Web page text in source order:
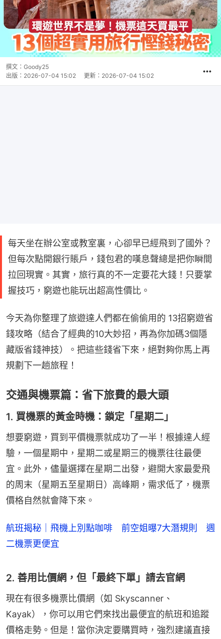
撰文： Goody25
出版： 2026-07-04 15:02 更新： 2026-07-04 15:02
每天坐在辦公室或教室裏，心卻早已經飛到了國外？
但每次點開銀行賬戶，錢包君的嘆息聲總是把你瞬間
拉回現實。其實，旅行真的不一定要花大錢！只要掌
握技巧，窮遊也能玩出超高性價比。
今天為你整理了旅遊達人們都在偷偷用的 13招窮遊省
錢攻略（結合了經典的10大妙招，再為你加碼3個隱
藏版省錢神技）。把這些錢省下來，絕對夠你馬上再
規劃下一趟旅程！
交通與機票篇：省下旅費的最大頭
1. 買機票的黃金時機：鎖定「星期二」
想要窮遊，買到平價機票就成功了一半！根據達人經
驗，一個星期中，星期二或星期三的機票往往最便
宜。此外，儘量選擇在星期二出發，避開大家最愛飛
的周末（星期五至星期日）高峰期，需求低了，機票
價格自然就會降下來。
航班揭秘｜飛機上別點咖啡 前空姐曝7大潛規則 週
二機票更便宜
2. 善用比價網，但「最終下單」請去官網
現在有很多機票比價網（如 Skyscanner、
Kayak），你可以用它們來找出最便宜的航班和追蹤
價格走勢。但是！當你決定要購買時，強烈建議直接